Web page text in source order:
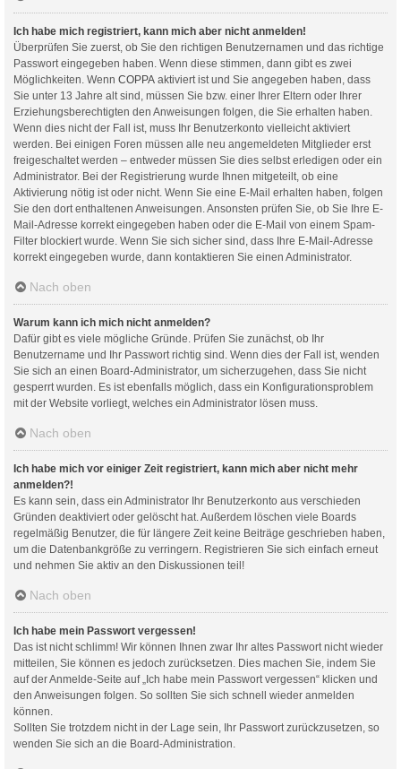
Ich habe mich registriert, kann mich aber nicht anmelden!
Überprüfen Sie zuerst, ob Sie den richtigen Benutzernamen und das richtige
Passwort eingegeben haben. Wenn diese stimmen, dann gibt es zwei
Möglichkeiten. Wenn COPPA aktiviert ist und Sie angegeben haben, dass
Sie unter 13 Jahre alt sind, müssen Sie bzw. einer Ihrer Eltern oder Ihrer
Erziehungsberechtigten den Anweisungen folgen, die Sie erhalten haben.
Wenn dies nicht der Fall ist, muss Ihr Benutzerkonto vielleicht aktiviert
werden. Bei einigen Foren müssen alle neu angemeldeten Mitglieder erst
freigeschaltet werden – entweder müssen Sie dies selbst erledigen oder ein
Administrator. Bei der Registrierung wurde Ihnen mitgeteilt, ob eine
Aktivierung nötig ist oder nicht. Wenn Sie eine E-Mail erhalten haben, folgen
Sie den dort enthaltenen Anweisungen. Ansonsten prüfen Sie, ob Sie Ihre E-
Mail-Adresse korrekt eingegeben haben oder die E-Mail von einem Spam-
Filter blockiert wurde. Wenn Sie sich sicher sind, dass Ihre E-Mail-Adresse
korrekt eingegeben wurde, dann kontaktieren Sie einen Administrator.
Nach oben
Warum kann ich mich nicht anmelden?
Dafür gibt es viele mögliche Gründe. Prüfen Sie zunächst, ob Ihr
Benutzername und Ihr Passwort richtig sind. Wenn dies der Fall ist, wenden
Sie sich an einen Board-Administrator, um sicherzugehen, dass Sie nicht
gesperrt wurden. Es ist ebenfalls möglich, dass ein Konfigurationsproblem
mit der Website vorliegt, welches ein Administrator lösen muss.
Nach oben
Ich habe mich vor einiger Zeit registriert, kann mich aber nicht mehr
anmelden?!
Es kann sein, dass ein Administrator Ihr Benutzerkonto aus verschieden
Gründen deaktiviert oder gelöscht hat. Außerdem löschen viele Boards
regelmäßig Benutzer, die für längere Zeit keine Beiträge geschrieben haben,
um die Datenbankgröße zu verringern. Registrieren Sie sich einfach erneut
und nehmen Sie aktiv an den Diskussionen teil!
Nach oben
Ich habe mein Passwort vergessen!
Das ist nicht schlimm! Wir können Ihnen zwar Ihr altes Passwort nicht wieder
mitteilen, Sie können es jedoch zurücksetzen. Dies machen Sie, indem Sie
auf der Anmelde-Seite auf „Ich habe mein Passwort vergessen“ klicken und
den Anweisungen folgen. So sollten Sie sich schnell wieder anmelden
können.
Sollten Sie trotzdem nicht in der Lage sein, Ihr Passwort zurückzusetzen, so
wenden Sie sich an die Board-Administration.